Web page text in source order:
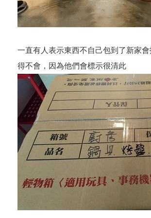
一直有人表示東西不自己包到了新家
得不會，因為他們會標示很清此